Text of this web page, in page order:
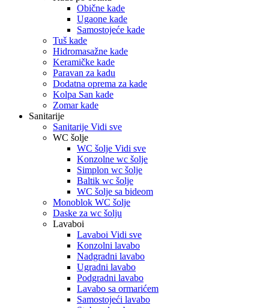
Obične kade
Ugaone kade
Samostojeće kade
Tuš kade
Hidromasažne kade
Keramičke kade
Paravan za kadu
Dodatna oprema za kade
Kolpa San kade
Zomar kade
Sanitarije
Sanitarije Vidi sve
WC šolje
WC šolje Vidi sve
Konzolne wc šolje
Simplon wc šolje
Baltik wc šolje
WC šolje sa bideom
Monoblok WC šolje
Daske za wc šolju
Lavaboi
Lavaboi Vidi sve
Konzolni lavabo
Nadgradni lavabo
Ugradni lavabo
Podgradni lavabo
Lavabo sa ormarićem
Samostojeći lavabo